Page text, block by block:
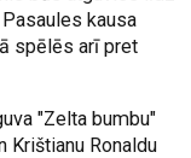
kausa
spēlēs arī pret
"Zelta bumbu"
Krištianu Ronaldu